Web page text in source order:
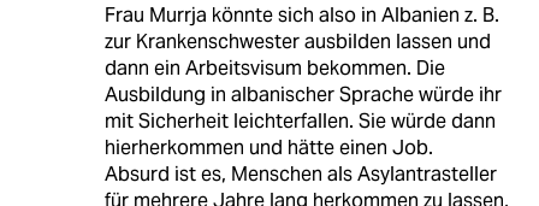
Frau Murrja könnte sich also in Albanien z. B.
zur Krankenschwester ausbilden lassen und
dann ein Arbeitsvisum bekommen. Die
Ausbildung in albanischer Sprache würde ihr
mit Sicherheit leichterfallen. Sie würde dann
hierherkommen und hätte einen Job.
Absurd ist es, Menschen als Asylantrasteller
für mehrere Jahre lang herkommen zu lassen,